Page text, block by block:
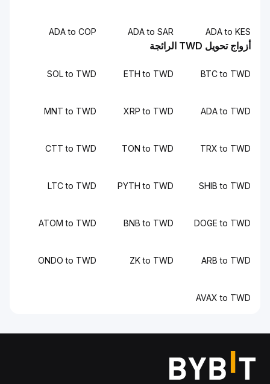
ADA to KES
ADA to SAR
ADA to COP
أزواج تحويل TWD الرائجة
BTC to TWD
ETH to TWD
SOL to TWD
ADA to TWD
XRP to TWD
MNT to TWD
TRX to TWD
TON to TWD
CTT to TWD
SHIB to TWD
PYTH to TWD
LTC to TWD
DOGE to TWD
BNB to TWD
ATOM to TWD
ARB to TWD
ZK to TWD
ONDO to TWD
AVAX to TWD